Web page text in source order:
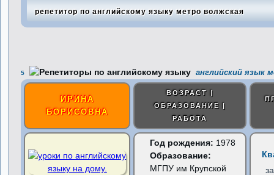
репетитор по английскому языку метро волжская
5 английский язык
ИРИНА
БОРИСОВНА
ВОЗРАСТ |
ОБРАЗОВАНИЕ |
РАБОТА
Год рождения: 1978
Образование:
МГПУ им Крупской